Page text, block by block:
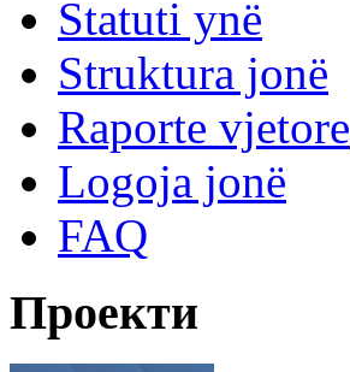
Statuti ynë
Struktura jonë
Raporte vjetore
Logoja jonë
FAQ
Проекти